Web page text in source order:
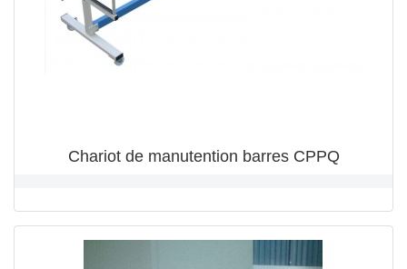
Chariot de manutention barres CPPQ